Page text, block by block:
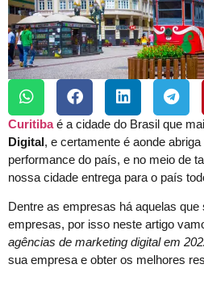
Curitibaé a cidade do Brasil que
Digital, e certamente é aonde
performance do país, e no meio de
nossa cidade entrega para o país
Dentre as empresas há aquelas
empresas, por isso neste artigo
agências de marketing digital em
sua empresa e obter os melhores